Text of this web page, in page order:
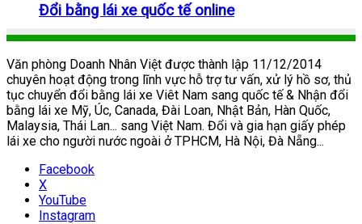
Đổi bằng lái xe quốc tế online
Văn phòng Doanh Nhân Việt được thành lập 11/12/2014
chuyên hoạt động trong lĩnh vực hỗ trợ tư vấn, xử lý hồ sơ, thủ
tục chuyển đổi bằng lái xe Viêt Nam sang quốc tế & Nhận đổi
bằng lái xe Mỹ, Úc, Canada, Đài Loan, Nhật Bản, Hàn Quốc,
Malaysia, Thái Lan... sang Việt Nam. Đổi và gia hạn giấy phép
lái xe cho người nước ngoài ở TPHCM, Hà Nội, Đà Nẵng...
Facebook
X
YouTube
Instagram